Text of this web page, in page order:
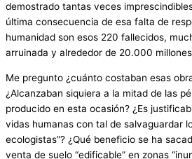
demostrado tantas veces
última consecuencia de esa falta de
humanidad son esos 220 fallecidos,
arruinada y alrededor de 20.000
Me pregunto ¿cuánto costaban esas
¿Alcanzaban siquiera a la mitad de las
producido en esta ocasión? ¿Es
vidas humanas con tal de salvaguardar
ecologistas”? ¿Qué beneficio se ha
venta de suelo “edificable” en zonas